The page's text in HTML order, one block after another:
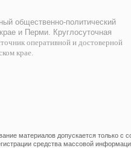
общественно-политический
и Перми. Круглосуточная
оперативной и достоверной
крае.
материалов допускается только с
средства массовой